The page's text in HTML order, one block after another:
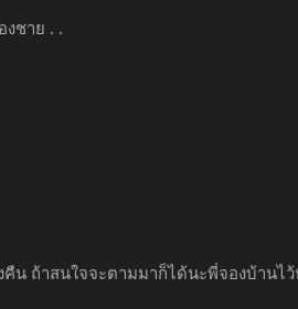
งชาย . .
น ถ้าสนใจจะตามมาก็ได้นะพี่จองบ้านไว้